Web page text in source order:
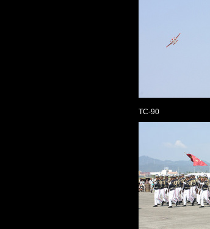
TC-90